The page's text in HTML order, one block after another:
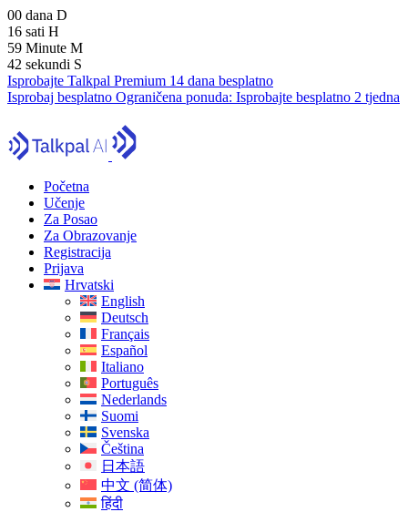
00 dana D
16 sati H
59 Minute M
41 sekundi S
Isprobajte Talkpal Premium 14 dana besplatno
Isprobaj besplatno Ograničena ponuda: Isprobajte besplatno 2 tjedna
Početna
Učenje
Za Posao
Za Obrazovanje
Registracija
Prijava
Hrvatski
English
Deutsch
Français
Español
Italiano
Português
Nederlands
Suomi
Svenska
Čeština
日本語
中文 (简体)
हिंदी